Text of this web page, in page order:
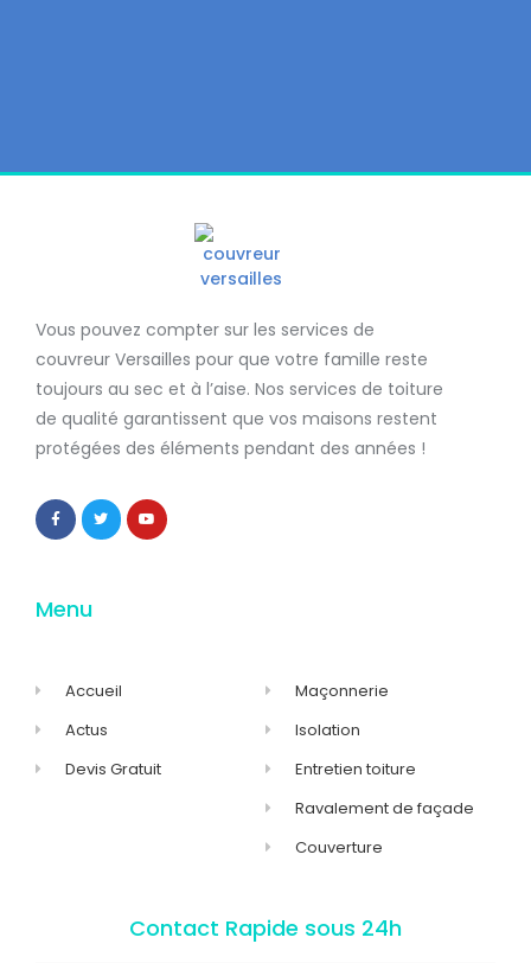
Vous pouvez compter sur les services de
couvreur Versailles pour que votre famille reste
toujours au sec et à l’aise. Nos services de toiture
de qualité garantissent que vos maisons restent
protégées des éléments pendant des années !
Menu
Accueil
Actus
Devis Gratuit
Maçonnerie
Isolation
Entretien toiture
Ravalement de façade
Couverture
Contact Rapide sous 24h